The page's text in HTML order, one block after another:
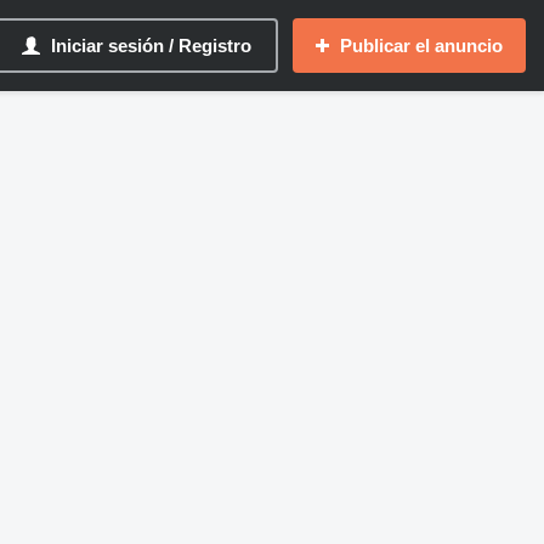
Iniciar sesión / Registro Publicar el anuncio